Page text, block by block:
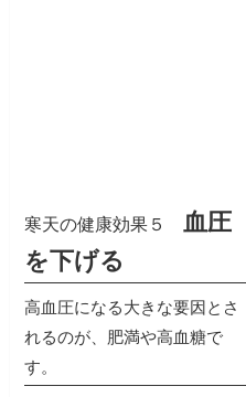
寒天の健康効果５ 血圧
を下げる
高血圧になる大きな要因とさ
れるのが、肥満や高血糖で
す。